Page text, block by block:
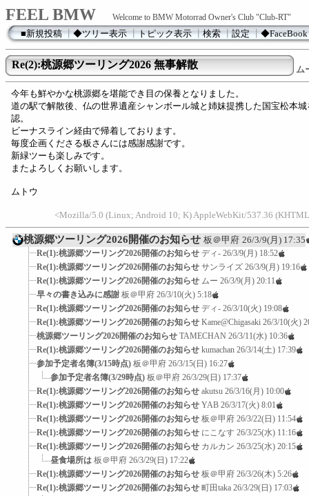
FEEL BMW Welcome to BMW Motorrad Owner's Club "Club-RT"
■新規投稿┃◆ツリー表示┃トピック表示┃検索┃設定┃◆FaceBook
Re(2):桃源郷ツーリング2026 無事解散 ム
今年も鮮やかな桃源郷を堪能でき目の保養となりました。
道の駅で解散後、仏の世界遺産シャンボール城と姉妹提携した国宝松本
認。
ビーナスライン経由で帰着しております。
毎度企画くださる板さんには感謝感謝です。
新緑ツーも楽しみです。
またよろしくお願いします。
ムトウ
<Mozilla/5.0 (Linux; Android 10; K) AppleWebKit/537.36
桃源郷ツーリング2026開催のお知らせ 板＠甲府 26/3/9(月) 17:35
Re(1):桃源郷ツーリング2026開催のお知らせ ディ- 26/3/9(月) 18:52
Re(1):桃源郷ツーリング2026開催のお知らせ サンライズ 26/3/9(月) 19:16
Re(1):桃源郷ツーリング2026開催のお知らせ ムー 26/3/9(月) 20:11
早々の書き込みに感謝 板＠甲府 26/3/10(火) 5:18
Re(1):桃源郷ツーリング2026開催のお知らせ ディ- 26/3/10(火) 19:08
Re(1):桃源郷ツーリング2026開催のお知らせ Kame@Chigasaki 26/3/10(火)
桃源郷ツーリング2026開催のお知らせ TAMECHAN 26/3/11(水) 10:36
Re(1):桃源郷ツーリング2026開催のお知らせ kumachan 26/3/14(土) 17:39
参加予定者名簿(3/15時点) 板＠甲府 26/3/15(日) 16:27
参加予定者名簿(3/29時点) 板＠甲府 26/3/29(日) 17:37
Re(1):桃源郷ツーリング2026開催のお知らせ akutsu 26/3/16(月) 10:00
Re(1):桃源郷ツーリング2026開催のお知らせ YAB 26/3/17(火) 8:01
Re(1):桃源郷ツーリング2026開催のお知らせ 板＠甲府 26/3/22(日) 11:54
Re(1):桃源郷ツーリング2026開催のお知らせ にこなす 26/3/25(水) 11:16
Re(1):桃源郷ツーリング2026開催のお知らせ カルカン 26/3/25(水) 20:15
昼食場所は 板＠甲府 26/3/29(日) 17:22
Re(1):桃源郷ツーリング2026開催のお知らせ 板＠甲府 26/3/26(木) 5:26
Re(1):桃源郷ツーリング2026開催のお知らせ 町田taka 26/3/29(日) 17:03